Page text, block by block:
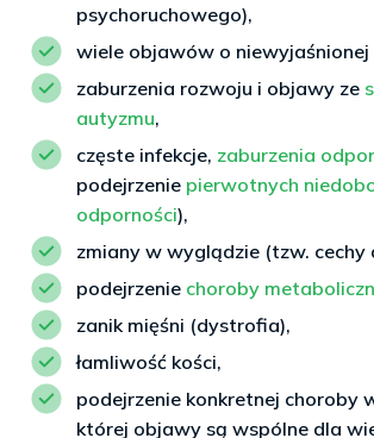
psychoruchowego),
wiele objawów o niewyjaśnionej
zaburzenia rozwoju i objawy ze
autyzmu,
częste infekcje, zaburzenia
podejrzenie pierwotnych
odporności),
zmiany w wyglądzie (tzw. cechy
podejrzenie choroby
zanik mięśni (dystrofia),
łamliwość kości,
podejrzenie konkretnej choroby
której objawy są wspólne dla